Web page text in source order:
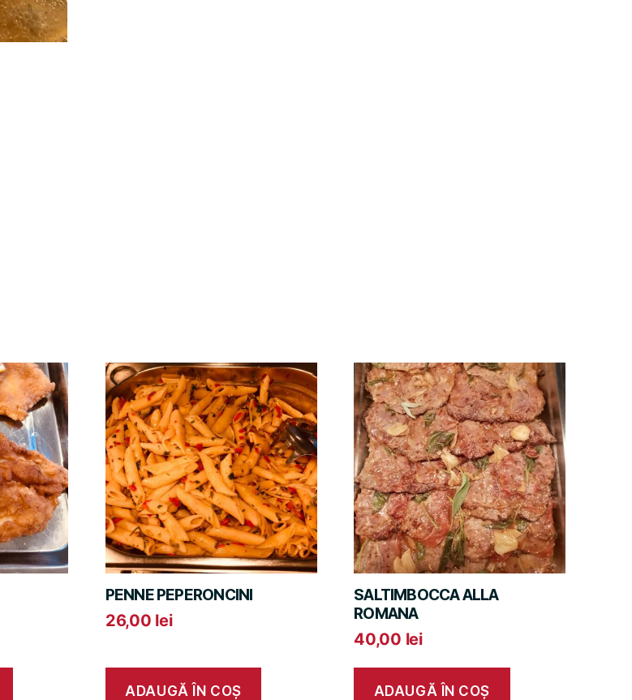
PENNE PEPERONCINI
26,00 lei
ADAUGĂ ÎN COȘ
SALTIMBOCCA ALLA
ROMANA
40,00 lei
ADAUGĂ ÎN COȘ